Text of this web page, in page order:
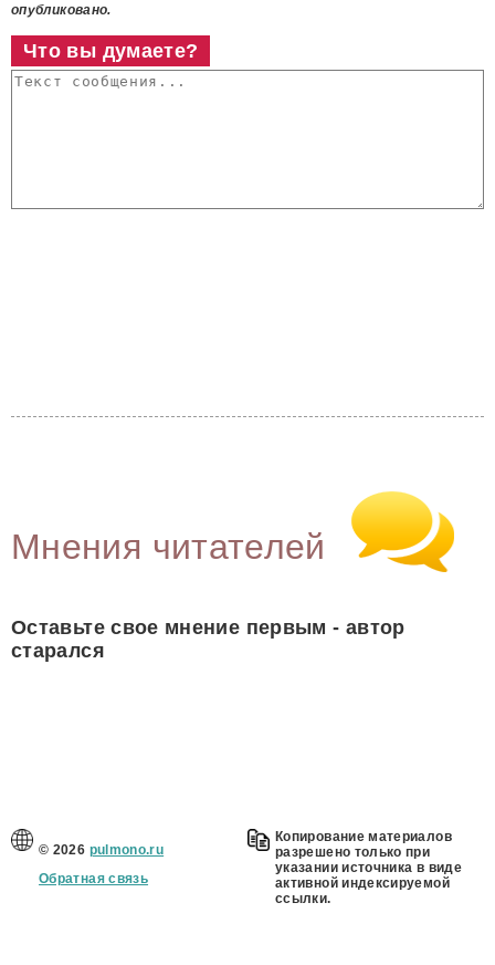
опубликовано.
Что вы думаете?
Мнения читателей
Оставьте свое мнение первым - автор
старался
© 2026 pulmono.ru
Обратная связь
Копирование материалов
разрешено только при
указании источника в виде
активной индексируемой
ссылки.